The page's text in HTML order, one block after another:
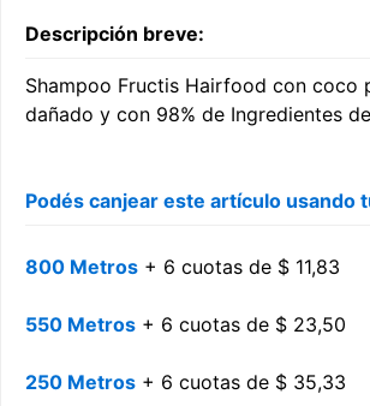
Descripción breve:
Shampoo Fructis Hairfood con coco
dañado y con 98% de Ingredientes
Podés canjear este artículo usando
800 Metros + 6 cuotas de $ 11,83
550 Metros + 6 cuotas de $ 23,50
250 Metros + 6 cuotas de $ 35,33